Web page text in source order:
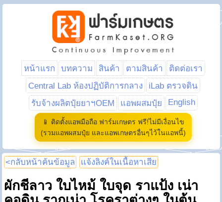
หน้าแรก บทความ สินค้า ตามสินค้า
ติดต่อเรา
Central Lab ห้องปฏิบัติการกลาง
iLab ตรวจดิน
รับจ้างผลิตปุ๋ยยาฯOEM
แอพผสมปุ๋ย English
📱 ติดตั้งแอพมือถือ ฟาร์มเกษตร ฟรี!ไม่มีเงื่อนไข
(รวมแอพผสมปุ๋ย และแอพเกษตรอื่นๆไว้ในแอพนี้)
<กลับหน้าค้นข้อมูล แจ้งลิงค์ในเนื้อหาเสีย
ผักชีลาว ใบไหม้ ใบจุด ราแป้ง เน่า